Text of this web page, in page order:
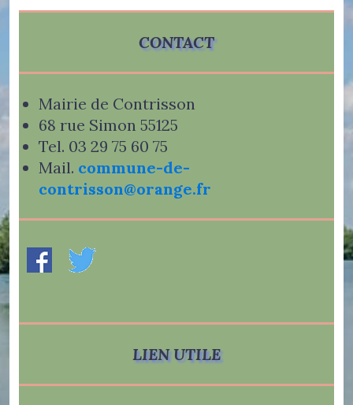
CONTACT
Mairie de Contrisson
68 rue Simon 55125
Tel. 03 29 75 60 75
Mail. commune-de-
contrisson@orange.fr
LIEN UTILE